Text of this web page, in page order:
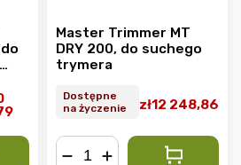
Master Trimmer MT
DRY 200, do suchego
trymera
Dostępne
na życzenie
zł12 248,86